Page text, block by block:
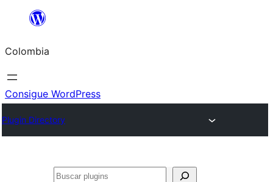
Saltar
contenido
Colombia
Consigue WordPress
Plugin Directory
Buscar